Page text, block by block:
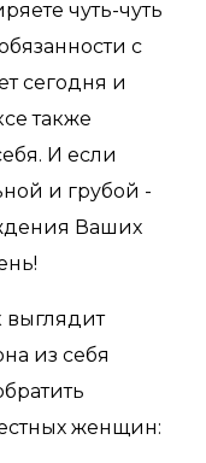
чуть-чуть
с
сегодня и
также
И если
и грубой -
Ваших
выглядит
из себя
женщин: